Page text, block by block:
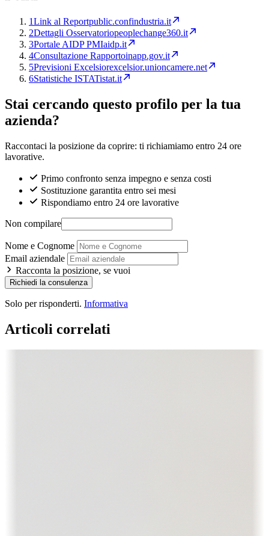
1Link al Reportpublic.confindustria.it
2Dettagli Osservatoriopeoplechange360.it
3Portale AIDP PMIaidp.it
4Consultazione Rapportoinapp.gov.it
5Previsioni Excelsiorexcelsior.unioncamere.net
6Statistiche ISTATistat.it
Stai cercando questo profilo per la tua
azienda?
Raccontaci la posizione da coprire: ti richiamiamo entro 24 ore
lavorative.
Primo confronto senza impegno e senza costi
Sostituzione garantita entro sei mesi
Rispondiamo entro 24 ore lavorative
Non compilare
Nome e Cognome
Email aziendale
Racconta la posizione, se vuoi
Richiedi la consulenza
Solo per risponderti. Informativa
Articoli correlati